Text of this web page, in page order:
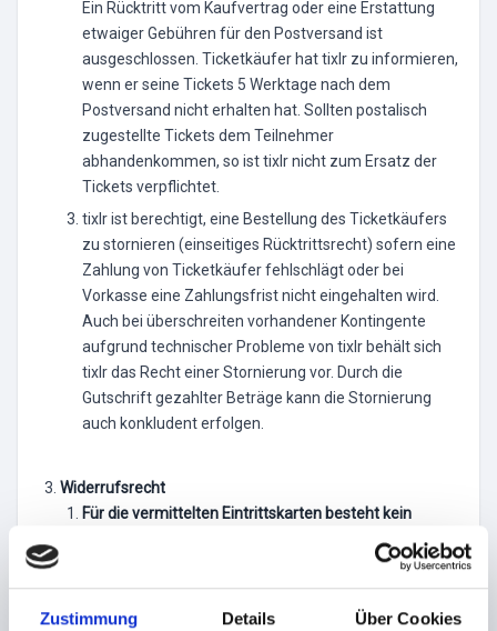
Zustimmung Details Über Cookies
Ein Rücktritt vom Kaufvertrag oder eine Erstattung
etwaiger Gebühren für den Postversand ist
ausgeschlossen. Ticketkäufer hat tixlr zu informieren,
wenn er seine Tickets 5 Werktage nach dem
Postversand nicht erhalten hat. Sollten postalisch
zugestellte Tickets dem Teilnehmer
abhandenkommen, so ist tixlr nicht zum Ersatz der
Tickets verpflichtet.
tixlr ist berechtigt, eine Bestellung des Ticketkäufers
zu stornieren (einseitiges Rücktrittsrecht) sofern eine
Zahlung von Ticketkäufer fehlschlägt oder bei
Vorkasse eine Zahlungsfrist nicht eingehalten wird.
Auch bei überschreiten vorhandener Kontingente
aufgrund technischer Probleme von tixlr behält sich
tixlr das Recht einer Stornierung vor. Durch die
Gutschrift gezahlter Beträge kann die Stornierung
auch konkludent erfolgen.
Widerrufsrecht
Für die vermittelten Eintrittskarten besteht kein
Widerrufsrecht! Eine Rücknahme oder der Umtausch
bereits verkaufter Tickets ist ausgeschlossen.